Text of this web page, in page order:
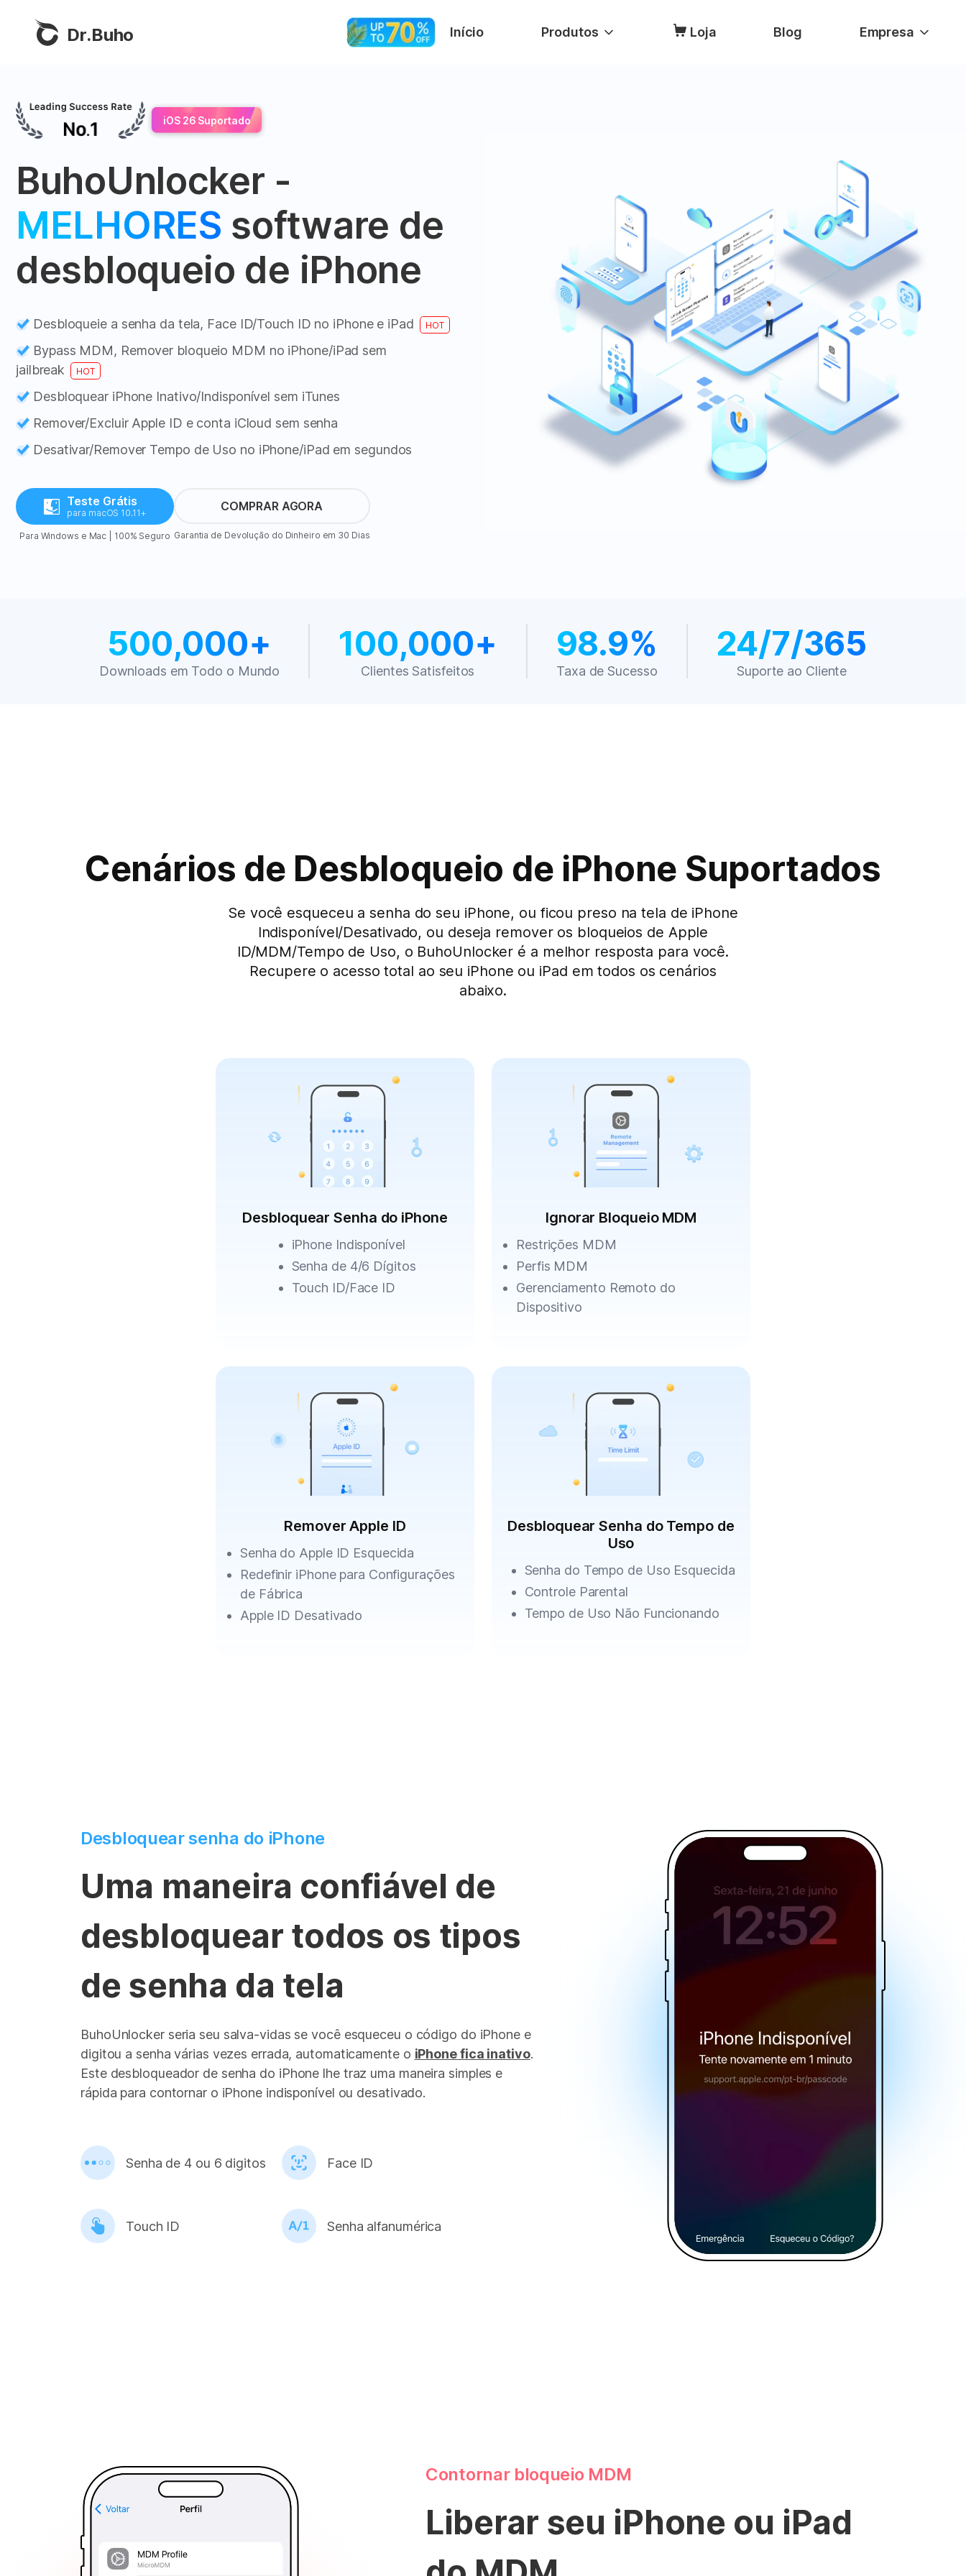
Dr.Buho Início Produtos Loja Blog Empresa
iOS 26 Suportado
BuhoUnlocker -
MELHORES software de
desbloqueio de iPhone
Desbloqueie a senha da tela, Face ID/Touch ID no iPhone e iPad HOT
Bypass MDM, Remover bloqueio MDM no iPhone/iPad sem
jailbreak
HOT
Desbloquear iPhone Inativo/Indisponível sem iTunes
Remover/Excluir Apple ID e conta iCloud sem senha
Desativar/Remover Tempo de Uso no iPhone/iPad em segundos
Teste Grátis
para macOS 10.11+
Para Windows e Mac | 100% Seguro
COMPRAR AGORA
Garantia de Devolução do Dinheiro em 30 Dias
500,000+
Downloads em Todo o Mundo
100,000+
Clientes Satisfeitos
98.9%
Taxa de Sucesso
24/7/365
Suporte ao Cliente
Cenários de Desbloqueio de iPhone Suportados
Se você esqueceu a senha do seu iPhone, ou ficou preso na tela de iPhone
Indisponível/Desativado, ou deseja remover os bloqueios de Apple
ID/MDM/Tempo de Uso, o BuhoUnlocker é a melhor resposta para você.
Recupere o acesso total ao seu iPhone ou iPad em todos os cenários
abaixo.
Desbloquear Senha do iPhone
iPhone Indisponível
Senha de 4/6 Dígitos
Touch ID/Face ID
Ignorar Bloqueio MDM
Restrições MDM
Perfis MDM
Gerenciamento Remoto do
Dispositivo
Remover Apple ID
Senha do Apple ID Esquecida
Redefinir iPhone para Configurações
de Fábrica
Apple ID Desativado
Desbloquear Senha do Tempo de
Uso
Senha do Tempo de Uso Esquecida
Controle Parental
Tempo de Uso Não Funcionando
Desbloquear senha do iPhone
Uma maneira confiável de
desbloquear todos os tipos
de senha da tela
BuhoUnlocker seria seu salva-vidas se você esqueceu o código do iPhone e
digitou a senha várias vezes errada, automaticamente o iPhone fica inativo.
Este desbloqueador de senha do iPhone lhe traz uma maneira simples e
rápida para contornar o iPhone indisponível ou desativado.
Senha de 4 ou 6 digitos Face ID
Touch ID Senha alfanumérica
Contornar bloqueio MDM
Liberar seu iPhone ou iPad